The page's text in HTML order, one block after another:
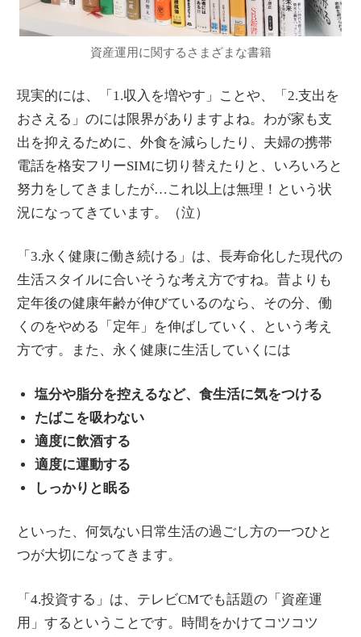
資産運用に関するさまざまな書籍
現実的には、「1.収入を増やす」ことや、「2.支出を
おさえる」のには限界がありますよね。わが家も支
出を抑えるために、外食を減らしたり、夫婦の携帯
電話を格安フリーSIMに切り替えたりと、いろいろと
努力をしてきましたが…これ以上は無理！という状
況になってきています。（泣）
「3.永く健康に働き続ける」は、長寿命化した現代の
生活スタイルに合いそうな考え方ですね。昔よりも
定年後の健康年齢が伸びているのなら、その分、働
くのをやめる「定年」を伸ばしていく、という考え
方です。また、永く健康に生活していくには
塩分や脂分を控えるなど、食生活に気をつける
たばこを吸わない
適度に飲酒する
適度に運動する
しっかりと眠る
といった、何気ない日常生活の過ごし方の一つひと
つが大切になってきます。
「4.投資する」は、テレビCMでも話題の「資産運
用」するということです。時間をかけてコツコツ